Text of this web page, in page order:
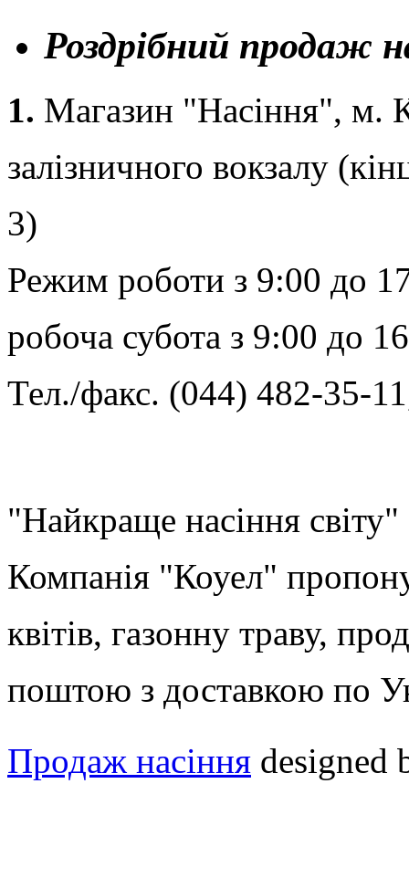
Роздрібний продаж
1. Магазин "Насіння", м.
залізничного вокзалу
3)
Режим роботи з 9:00 до
робоча субота з 9:00 до
Тел./факс. (044) 482-35-
"Найкраще насіння
Компанія "Коуел"
квітів, газонну траву,
поштою з доставкою по
Продаж насіння designed